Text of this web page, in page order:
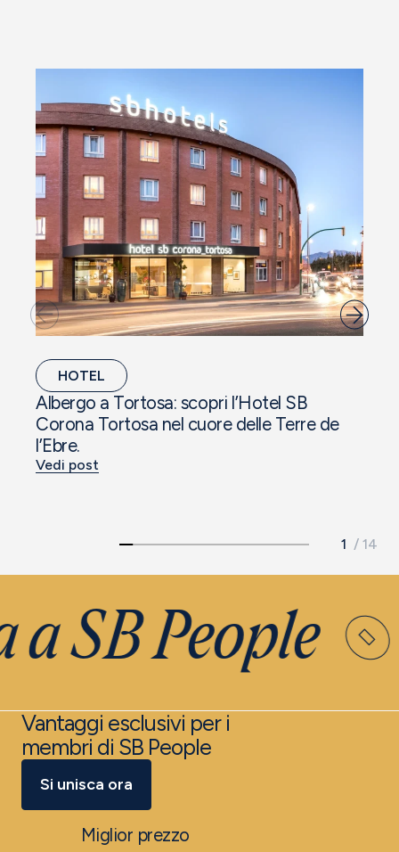
HOTEL
Albergo a Tortosa: scopri l’Hotel SB
Corona Tortosa nel cuore delle Terre de
l’Ebre.
Vedi post
SB People
Vantaggi esclusivi per i
membri di SB People
Si unisca ora
Miglior prezzo